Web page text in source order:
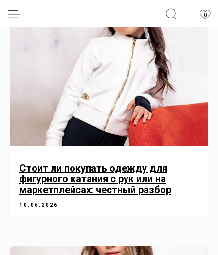
Стоит ли покупать одежду для
фигурного катания с рук или на
маркетплейсах: честный разбор
10.06.2026